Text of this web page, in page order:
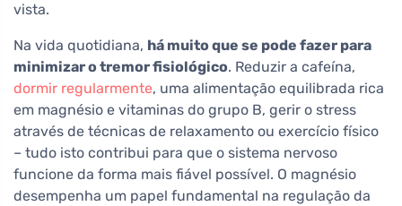
vista.
Na vida quotidiana, há muito que se pode fazer para
minimizar o tremor fisiológico. Reduzir a cafeína,
dormir regularmente, uma alimentação equilibrada rica
em magnésio e vitaminas do grupo B, gerir o stress
através de técnicas de relaxamento ou exercício físico
– tudo isto contribui para que o sistema nervoso
funcione da forma mais fiável possível. O magnésio
desempenha um papel fundamental na regulação da